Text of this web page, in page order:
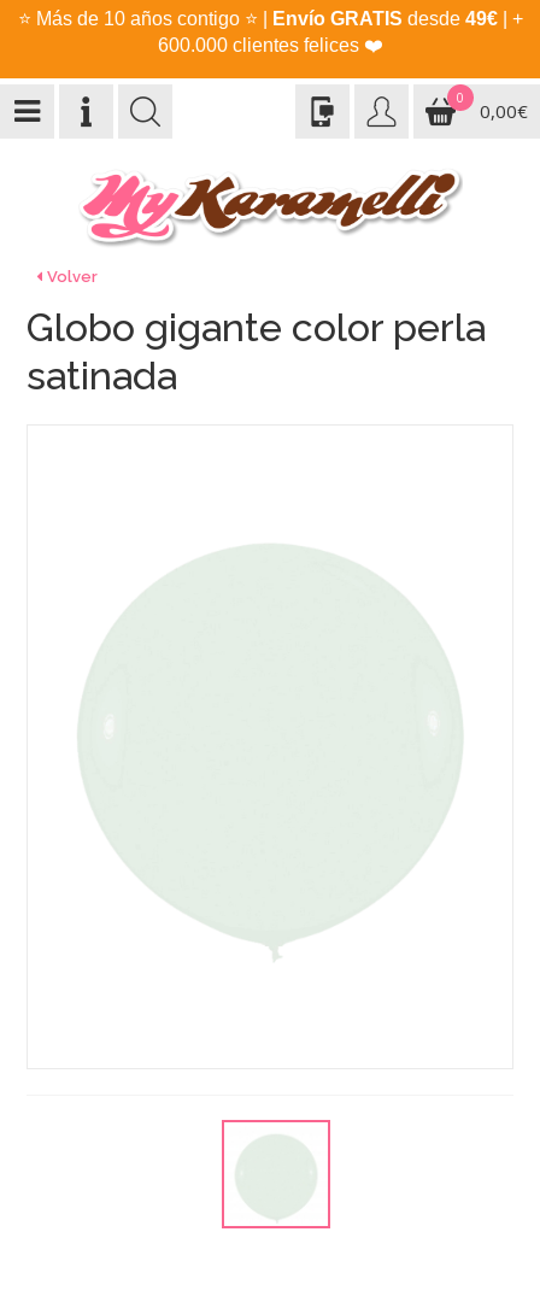
⭐ Más de 10 años contigo ⭐ Envío GRATIS desde 49€| +
600.000 clientes felices ❤️
0
0,00€
Volver
Globo gigante color perla
satinada